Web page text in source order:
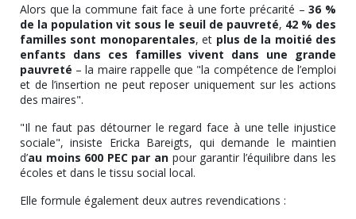
Alors que la commune fait face à une forte précarité –36 %
de la population vit sous le seuil de pauvreté, 42 % des
familles sont monoparentales, et plus de la moitié des
enfants dans ces familles vivent dans une grande
pauvreté – la maire rappelle que "la compétence de l’emploi
et de l’insertion ne peut reposer uniquement sur les actions
des maires".
"Il ne faut pas détourner le regard face à une telle injustice
sociale", insiste Ericka Bareigts, qui demande le maintien
d’au moins 600 PEC par an pour garantir l’équilibre dans les
écoles et dans le tissu social local.
Elle formule également deux autres revendications :